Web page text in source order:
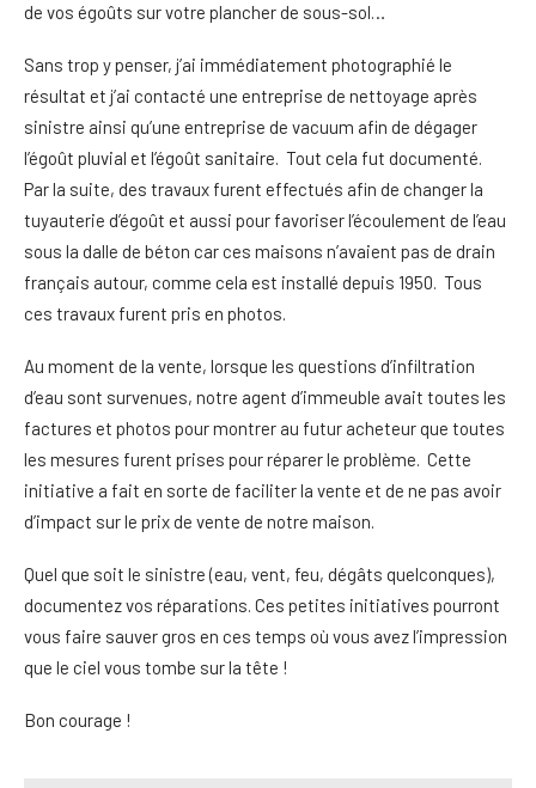
de vos égoûts sur votre plancher de sous-sol…
Sans trop y penser, j’ai immédiatement photographié le
résultat et j’ai contacté une entreprise de nettoyage après
sinistre ainsi qu’une entreprise de vacuum afin de dégager
l’égoût pluvial et l’égoût sanitaire. Tout cela fut documenté.
Par la suite, des travaux furent effectués afin de changer la
tuyauterie d’égoût et aussi pour favoriser l’écoulement de l’eau
sous la dalle de béton car ces maisons n’avaient pas de drain
français autour, comme cela est installé depuis 1950. Tous
ces travaux furent pris en photos.
Au moment de la vente, lorsque les questions d’infiltration
d’eau sont survenues, notre agent d’immeuble avait toutes les
factures et photos pour montrer au futur acheteur que toutes
les mesures furent prises pour réparer le problème. Cette
initiative a fait en sorte de faciliter la vente et de ne pas avoir
d’impact sur le prix de vente de notre maison.
Quel que soit le sinistre (eau, vent, feu, dégâts quelconques),
documentez vos réparations. Ces petites initiatives pourront
vous faire sauver gros en ces temps où vous avez l’impression
que le ciel vous tombe sur la tête !
Bon courage !